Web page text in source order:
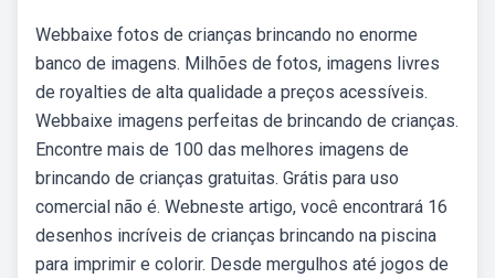
Webbaixe fotos de crianças brincando no enorme
banco de imagens. Milhões de fotos, imagens livres
de royalties de alta qualidade a preços acessíveis.
Webbaixe imagens perfeitas de brincando de crianças.
Encontre mais de 100 das melhores imagens de
brincando de crianças gratuitas. Grátis para uso
comercial não é. Webneste artigo, você encontrará 16
desenhos incríveis de crianças brincando na piscina
para imprimir e colorir. Desde mergulhos até jogos de